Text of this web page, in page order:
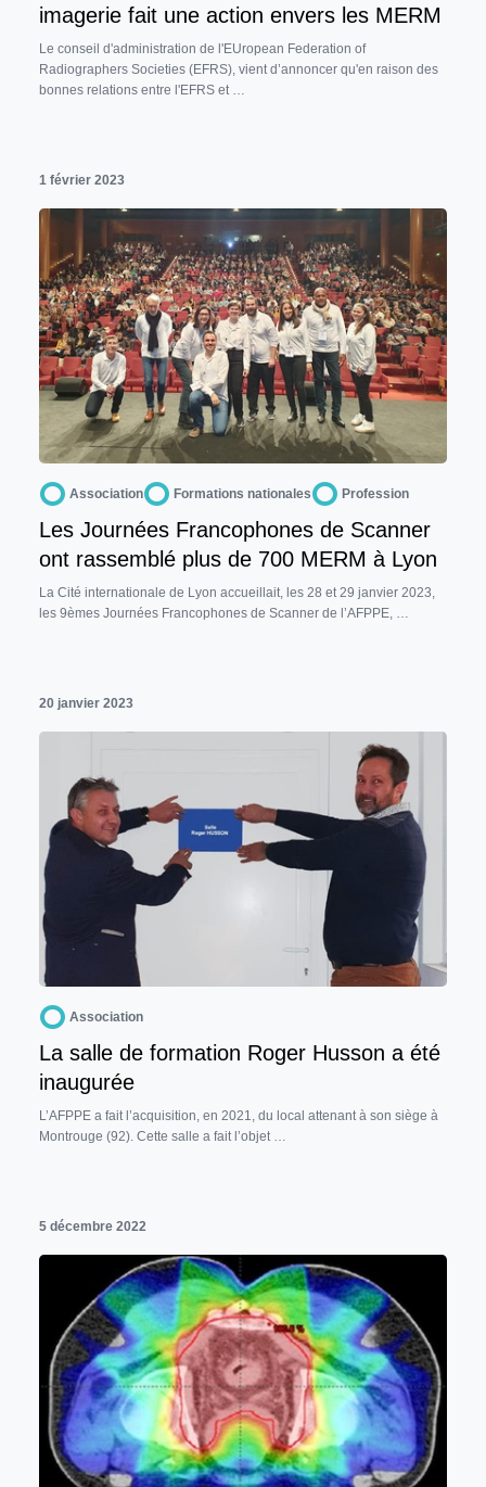
imagerie fait une action envers les MERM
Le conseil d'administration de l'EUropean Federation of
Radiographers Societies (EFRS), vient d’annoncer qu'en raison des
bonnes relations entre l'EFRS et …
1 février 2023
Association Formations nationales Profession
Les Journées Francophones de Scanner
ont rassemblé plus de 700 MERM à Lyon
La Cité internationale de Lyon accueillait, les 28 et 29 janvier 2023,
les 9èmes Journées Francophones de Scanner de l’AFPPE, …
20 janvier 2023
Association
La salle de formation Roger Husson a été
inaugurée
L’AFPPE a fait l’acquisition, en 2021, du local attenant à son siège à
Montrouge (92). Cette salle a fait l’objet …
5 décembre 2022